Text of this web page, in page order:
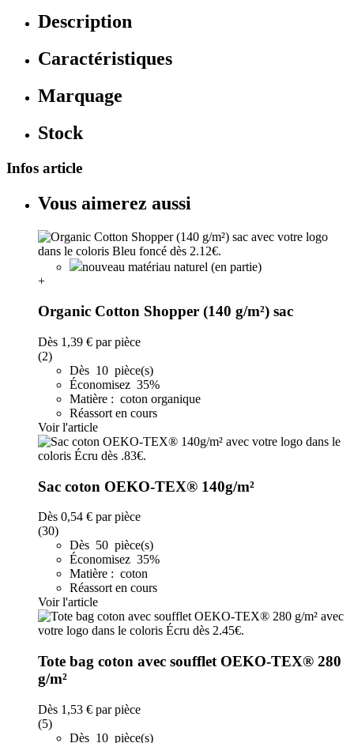
Description
Caractéristiques
Marquage
Stock
Infos article
Vous aimerez aussi
nouveau matériau naturel (en partie)
+
Organic Cotton Shopper (140 g/m²) sac
Dès 1,39 € par pièce
(2)
Dès 10 pièce(s)
Économisez 35%
Matière : coton organique
Réassort en cours
Voir l'article
Sac coton OEKO-TEX® 140g/m²
Dès 0,54 € par pièce
(30)
Dès 50 pièce(s)
Économisez 35%
Matière : coton
Réassort en cours
Voir l'article
Tote bag coton avec soufflet OEKO-TEX® 280
g/m²
Dès 1,53 € par pièce
(5)
Dès 10 pièce(s)